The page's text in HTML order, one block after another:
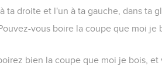
ta droite et l'un à ta gauche, dans ta
vous boire la coupe que moi je
bien la coupe que moi je bois, et